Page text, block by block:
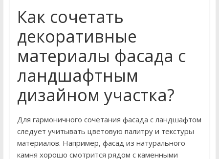
Как сочетать
декоративные
материалы фасада с
ландшафтным
дизайном участка?
Для гармоничного сочетания фасада с ландшафтом
следует учитывать цветовую палитру и текстуры
материалов. Например, фасад из натурального
камня хорошо смотрится рядом с каменными